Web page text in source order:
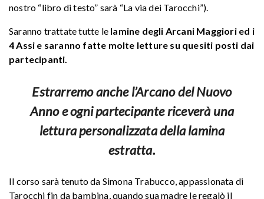
nostro “libro di testo” sarà “La via dei Tarocchi”).
Saranno trattate tutte le lamine degli Arcani Maggiori ed i
4 Assi e saranno fatte molte letture su quesiti posti dai
partecipanti.
Estrarremo anche l’Arcano del Nuovo
Anno e ogni partecipante riceverà una
lettura personalizzata della lamina
estratta.
Il corso sarà tenuto da Simona Trabucco, appassionata di
Tarocchi fin da bambina, quando sua madre le regalò il